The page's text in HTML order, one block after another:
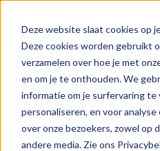
Deze website slaat cookies op
Deze cookies worden gebruikt
verzamelen over hoe je met
en om je te onthouden. We
informatie om je surfervaring te
personaliseren, en voor
over onze bezoekers, zowel op
andere media. Zie ons
Actie
Doelstellingen
Groeipaden
Actuele onderwerpen